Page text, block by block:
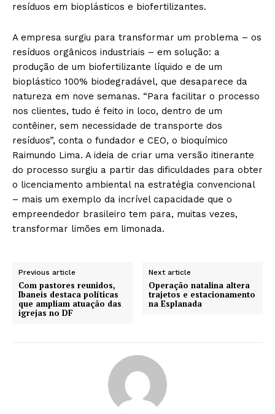
resíduos em bioplásticos e biofertilizantes.
A empresa surgiu para transformar um problema – os
resíduos orgânicos industriais – em solução: a
produção de um biofertilizante líquido e de um
bioplástico 100% biodegradável, que desaparece da
natureza em nove semanas. “Para facilitar o processo
nos clientes, tudo é feito in loco, dentro de um
contêiner, sem necessidade de transporte dos
resíduos”, conta o fundador e CEO, o bioquímico
Raimundo Lima. A ideia de criar uma versão itinerante
do processo surgiu a partir das dificuldades para obter
o licenciamento ambiental na estratégia convencional
– mais um exemplo da incrível capacidade que o
empreendedor brasileiro tem para, muitas vezes,
transformar limões em limonada.
Previous article
Com pastores reunidos,
Ibaneis destaca políticas
que ampliam atuação das
igrejas no DF
Next article
Operação natalina altera
trajetos e estacionamento
na Esplanada